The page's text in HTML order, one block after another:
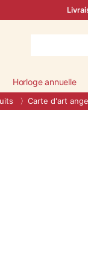
Horloge annuelle
Carte d'art ange